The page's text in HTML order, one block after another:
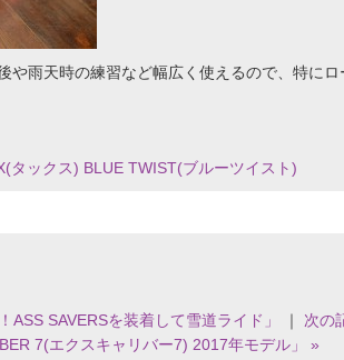
や雨天時の練習など幅広く使えるので、特に
タックス) BLUE TWIST(ブルーツイスト)
SAVERSを装着して雪道ライド」 ｜ 次の
7(エクスキャリバー7) 2017年モデル」 »